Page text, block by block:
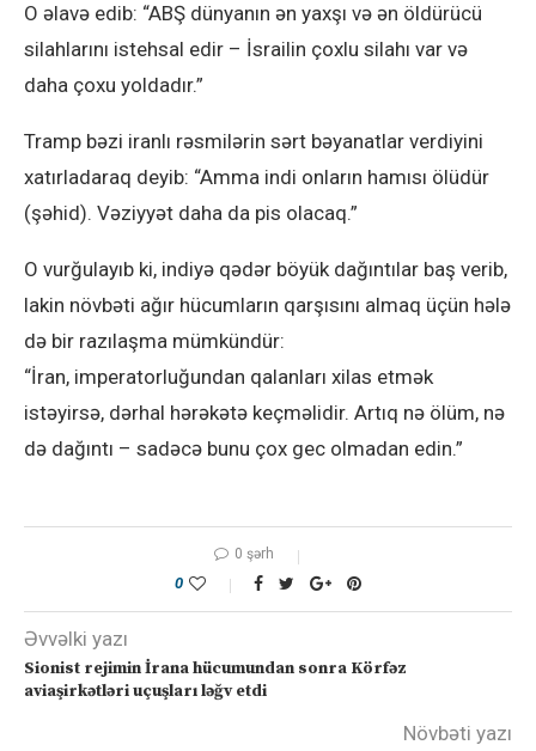
O əlavə edib: “ABŞ dünyanın ən yaxşı və ən öldürücü
silahlarını istehsal edir – İsrailin çoxlu silahı var və
daha çoxu yoldadır.”
Tramp bəzi iranlı rəsmilərin sərt bəyanatlar verdiyini
xatırladaraq deyib: “Amma indi onların hamısı ölüdür
(şəhid). Vəziyyət daha da pis olacaq.”
O vurğulayıb ki, indiyə qədər böyük dağıntılar baş verib,
lakin növbəti ağır hücumların qarşısını almaq üçün hələ
də bir razılaşma mümkündür:
“İran, imperatorluğundan qalanları xilas etmək
istəyirsə, dərhal hərəkətə keçməlidir. Artıq nə ölüm, nə
də dağıntı – sadəcə bunu çox gec olmadan edin.”
0 şərh
0
Əvvəlki yazı
Sionist rejimin İrana hücumundan sonra Körfəz
aviaşirkətləri uçuşları ləğv etdi
Növbəti yazı